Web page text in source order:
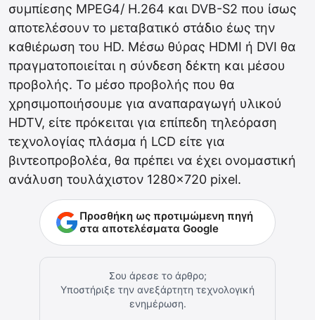
συμπίεσης MPEG4/ H.264 και DVB-S2 που ίσως
αποτελέσουν το μεταβατικό στάδιο έως την
καθιέρωση του HD. Μέσω θύρας HDMI ή DVI θα
πραγματοποιείται η σύνδεση δέκτη και μέσου
προβολής. Το μέσο προβολής που θα
χρησιμοποιήσουμε για αναπαραγωγή υλικού
HDTV, είτε πρόκειται για επίπεδη τηλεόραση
τεχνολογίας πλάσμα ή LCD είτε για
βιντεοπροβολέα, θα πρέπει να έχει ονομαστική
ανάλυση τουλάχιστον 1280×720 pixel.
Προσθήκη ως προτιμώμενη πηγή
στα αποτελέσματα Google
Σου άρεσε το άρθρο;
Υποστήριξε την ανεξάρτητη τεχνολογική
ενημέρωση.